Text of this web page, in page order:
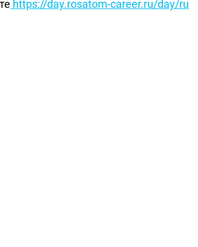
https://day.rosatom-career.ru/day/ru